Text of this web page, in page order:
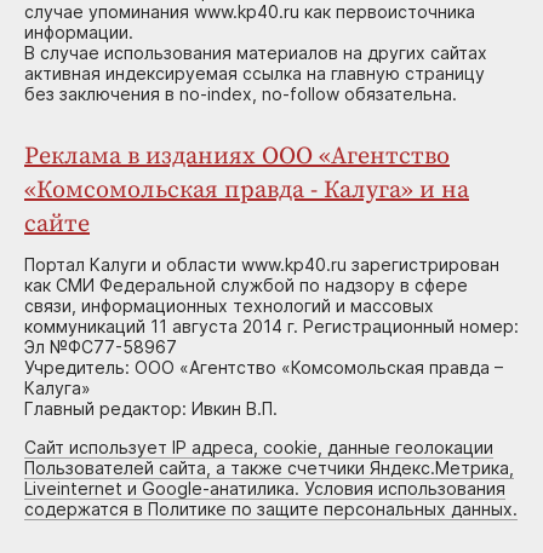
случае упоминания www.kp40.ru как первоисточника
информации.
В случае использования материалов на других сайтах
активная индексируемая ссылка на главную страницу
без заключения в no-index, no-follow обязательна.
Реклама в изданиях ООО «Агентство
«Комсомольская правда - Калуга» и на
сайте
Портал Калуги и области www.kp40.ru зарегистрирован
как СМИ Федеральной службой по надзору в сфере
связи, информационных технологий и массовых
коммуникаций 11 августа 2014 г. Регистрационный номер:
Эл №ФС77-58967
Учредитель: ООО «Агентство «Комсомольская правда –
Калуга»
Главный редактор: Ивкин В.П.
Сайт использует IP адреса, cookie, данные геолокации
Пользователей сайта, а также счетчики Яндекс.Метрика,
Liveinternet и Google-анатилика. Условия использования
содержатся в Политике по защите персональных данных.